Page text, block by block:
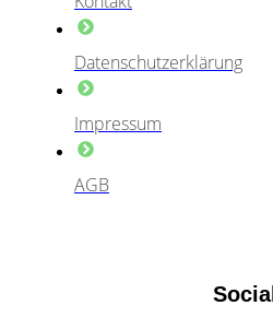
Datenschutzerklärung
Impressum
AGB
Social